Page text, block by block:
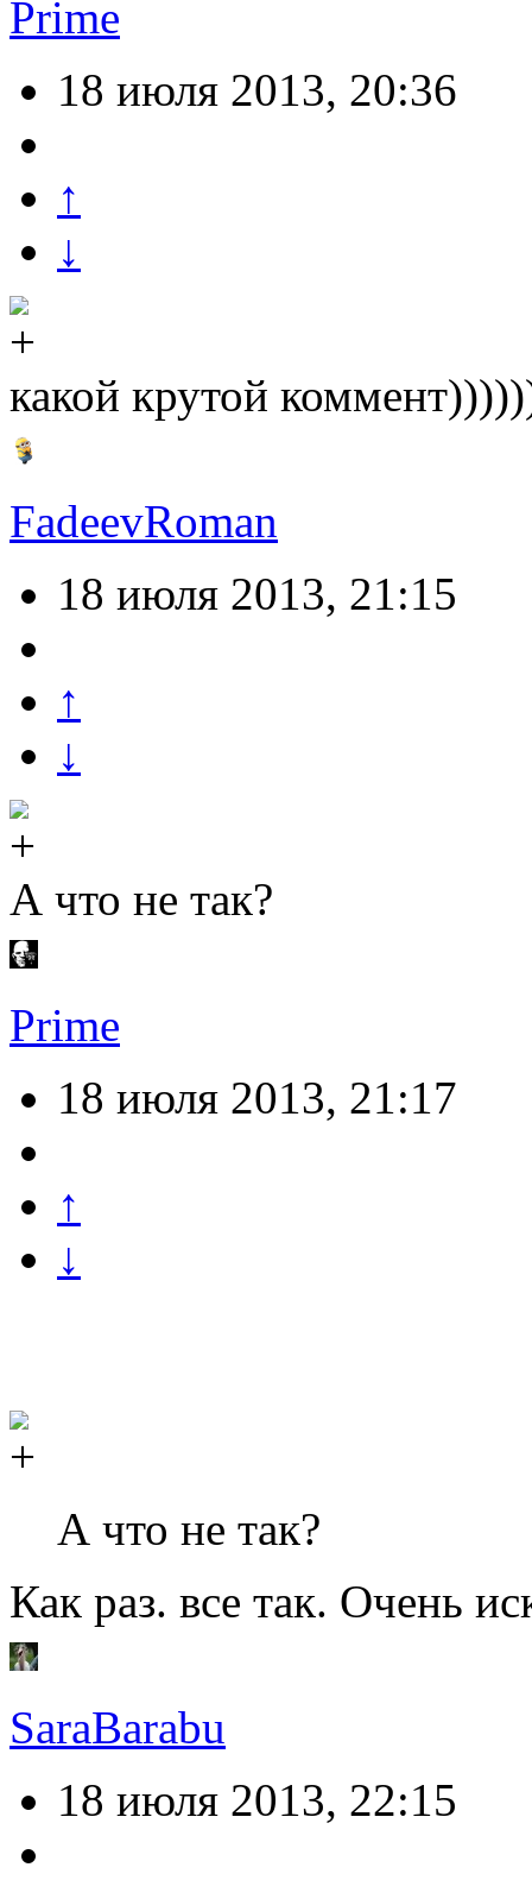
Prime
18 июля 2013, 20:36
↑
↓
какой крутой
FadeevRoman
18 июля 2013, 21:15
↑
↓
А что не так?
Prime
18 июля 2013, 21:17
↑
↓
А что не так?
Как раз. все так. Очень
SaraBarabu
18 июля 2013, 22:15